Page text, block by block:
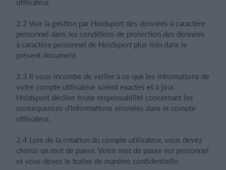
2.2 Voir la gestion par Holdsport des données à caractère
personnel dans les conditions de protection des données
à caractère personnel de Holdsport plus loin dans le
présent document.
2.3 Il vous incombe de veiller à ce que les informations de
votre compte utilisateur soient exactes et à jour.
Holdsport décline toute responsabilité concernant les
conséquences d'informations erronées dans le compte
utilisateur.
2.4 Lors de la création du compte utilisateur, vous devez
choisir un mot de passe. Votre mot de passe est personnel
et vous devez le traiter de manière confidentielle.